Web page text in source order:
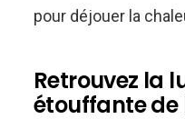
pour déjouer la
Retrouvez la
étouffante